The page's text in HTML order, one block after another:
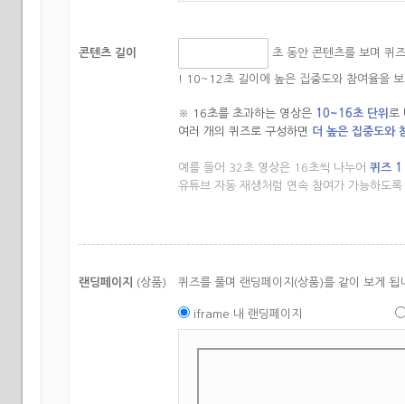
콘텐츠 길이 초 동안 콘텐츠를 보며 퀴
! 10~12초 길이에 높은 집중도와 참여율을
※ 16초를 초과하는 영상은 10~16초 단위 로
여러 개의 퀴즈로 구성하면 더 높은 집중도와
예를 들어 32초 영상은 16초씩 나누어 퀴즈
유튜브 자동 재생처럼 연속 참여가 가능하도
랜딩페이지 (상품) 퀴즈를 풀며 랜딩페이지(상품)를 같이 보게
iframe 내 랜딩페이지